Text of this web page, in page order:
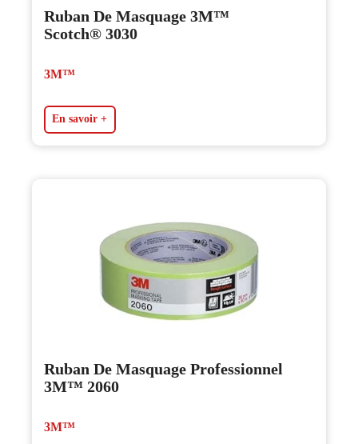
Ruban De Masquage 3M™
Scotch® 3030
3M™
En savoir +
Ruban De Masquage Professionnel
3M™ 2060
3M™